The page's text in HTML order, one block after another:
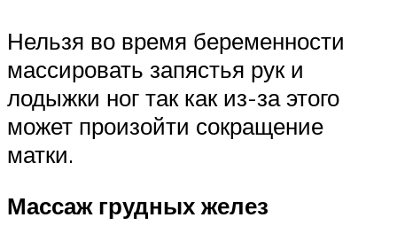
Нельзя во время беременности
массировать запястья рук и
лодыжки ног так как из-за этого
может произойти сокращение
матки.
Массаж грудных желез